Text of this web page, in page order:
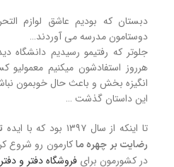
دبستان که بودیم عاشق لوازم
دوستامون مدرسه می آوردند…
جلوتر که رفتیمو رسیدیم دانشگاه
هرروز استفادشون میکنیم معمولیو
انگیزه بخش و باعث حال خوبمون
این داستان گذشت …
تا اینکه از سال ۱۳۹۷ بود که با ایده
رضایت بر چهره ماکارمون رو شروع
در کشورمون برای فروشگاهدفتر و